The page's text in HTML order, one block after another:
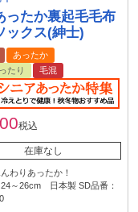
ったか裏起毛毛布
ックス(紳士)
あったか
たり
毛混
税込
在庫なし
わりあったか！
～26cm 日本製 SD品番：